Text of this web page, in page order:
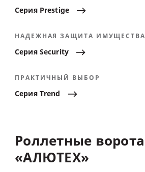
Серия Prestige
НАДЕЖНАЯ ЗАЩИТА ИМУЩЕСТВА
Серия Security
ПРАКТИЧНЫЙ ВЫБОР
Серия Trend
Роллетные ворота
«АЛЮТЕХ»